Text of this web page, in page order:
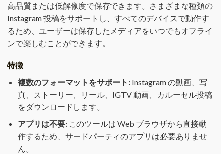
高品質または低解像度で保存できます。さまざまな種類の
Instagram 投稿をサポートし、すべてのデバイスで動作す
るため、ユーザーは保存したメディアをいつでもオフライ
ンで楽しむことができます。
特徴
複数のフォーマットをサポート: Instagram の動画、写
真、ストーリー、リール、IGTV 動画、カルーセル投稿
をダウンロードします。
アプリは不要: このツールは Web ブラウザから直接動
作するため、サードパーティのアプリは必要ありませ
ん。